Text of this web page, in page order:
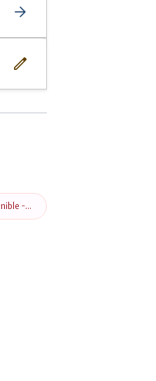
arrow_forward
edit
-